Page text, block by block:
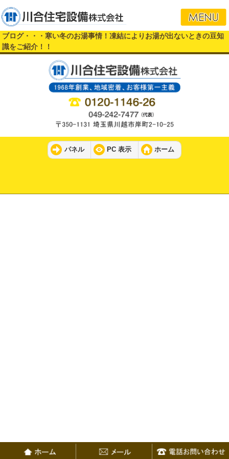
ブログ・・・寒い冬のお湯事情！凍結によりお湯が出ないときの豆知
識をご紹介！！
パネル PC 表示 ホーム